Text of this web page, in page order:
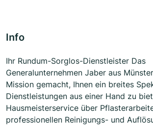
Info
Ihr Rundum-Sorglos-Dienstleister Das
Generalunternehmen Jaber aus
Mission gemacht, Ihnen ein breites
Dienstleistungen aus einer Hand zu
Hausmeisterservice über
professionellen Reinigungs- und